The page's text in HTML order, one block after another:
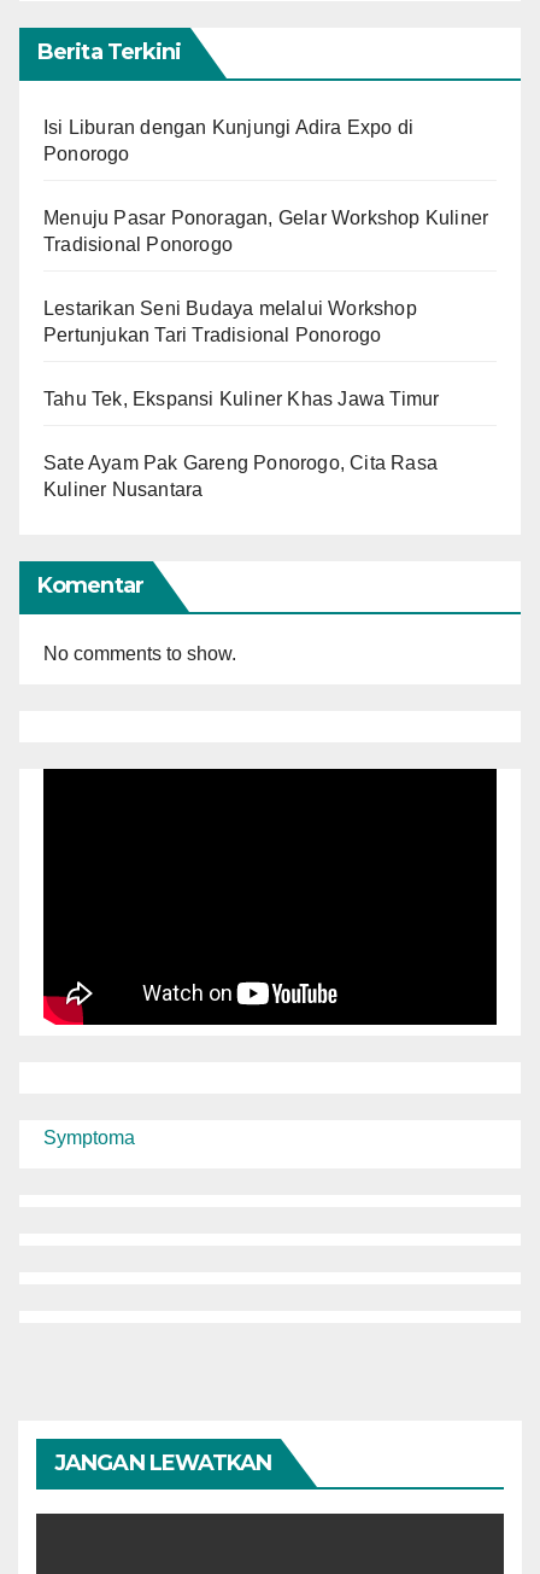
Berita Terkini
Isi Liburan dengan Kunjungi Adira Expo di
Ponorogo
Menuju Pasar Ponoragan, Gelar Workshop Kuliner
Tradisional Ponorogo
Lestarikan Seni Budaya melalui Workshop
Pertunjukan Tari Tradisional Ponorogo
Tahu Tek, Ekspansi Kuliner Khas Jawa Timur
Sate Ayam Pak Gareng Ponorogo, Cita Rasa
Kuliner Nusantara
Komentar
No comments to show.
Symptoma
JANGAN LEWATKAN